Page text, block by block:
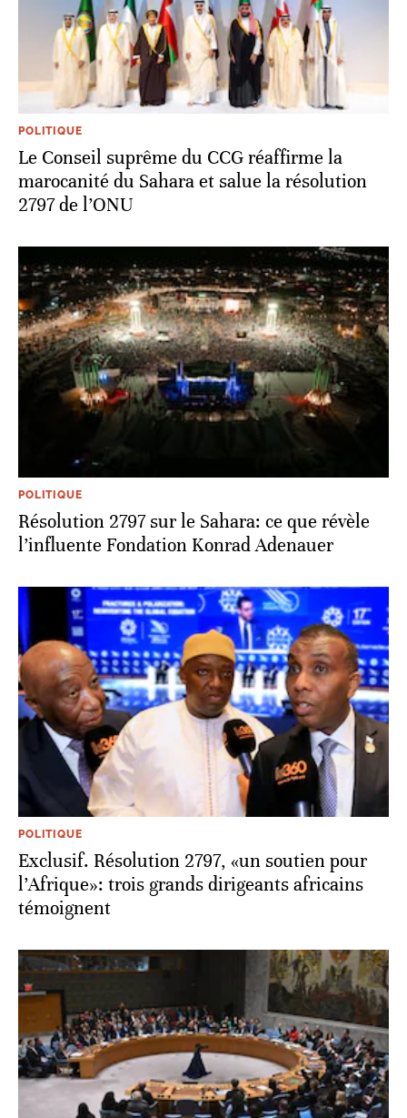
POLITIQUE
Le Conseil suprême du CCG réaffirme la
marocanité du Sahara et salue la résolution
2797 de l’ONU
POLITIQUE
Résolution 2797 sur le Sahara: ce que révèle
l’influente Fondation Konrad Adenauer
POLITIQUE
Exclusif. Résolution 2797, «un soutien pour
l’Afrique»: trois grands dirigeants africains
témoignent